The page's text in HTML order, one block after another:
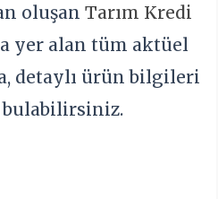
oluşanTarım Kredi
yer alan tüm aktüel
detaylı ürün bilgileri
bulabilirsiniz.